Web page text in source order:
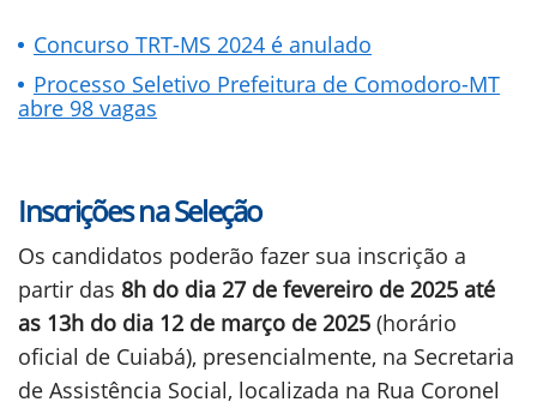
Concurso TRT-MS 2024 é anulado
Processo Seletivo Prefeitura de Comodoro-MT
abre 98 vagas
Inscrições na Seleção
Os candidatos poderão fazer sua inscrição a
partir das 8h do dia 27 de fevereiro de 2025 até
as 13h do dia 12 de março de 2025 (horário
oficial de Cuiabá), presencialmente, na Secretaria
de Assistência Social, localizada na Rua Coronel